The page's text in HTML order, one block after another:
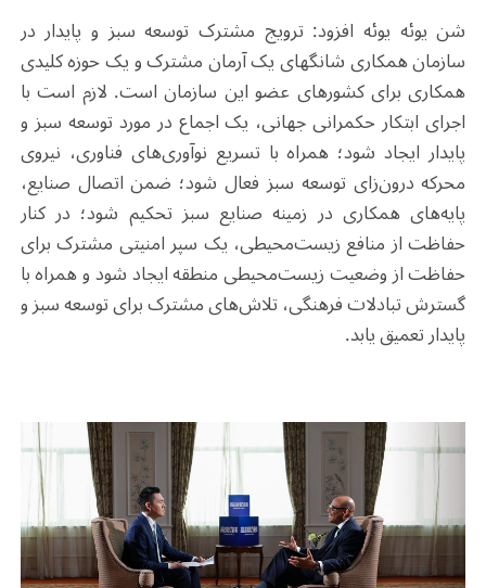
شن یوئه یوئه افزود: ترویج مشترک توسعه سبز و پایدار در
سازمان همکاری شانگهای یک آرمان مشترک و یک حوزه کلیدی
همکاری برای کشورهای عضو این سازمان است. لازم است با
اجرای ابتکار حکمرانی جهانی، یک اجماع در مورد توسعه سبز و
پایدار ایجاد شود؛ همراه با تسریع نوآوری‌های فناوری، نیروی
محرکه درون‌زای توسعه سبز فعال شود؛ ضمن اتصال صنایع،
پایه‌های همکاری در زمینه صنایع سبز تحکیم شود؛ در کنار
حفاظت از منافع زیست‌محیطی، یک سپر امنیتی مشترک برای
حفاظت از وضعیت زیست‌محیطی منطقه‌ ایجاد شود و همراه با
گسترش تبادلات فرهنگی، تلاش‌های مشترک برای توسعه سبز و
پایدار تعمیق یابد.